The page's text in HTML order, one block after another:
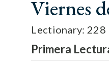
Viernes
Lectionary: 228
Primera